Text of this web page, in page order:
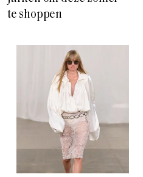
te shoppen